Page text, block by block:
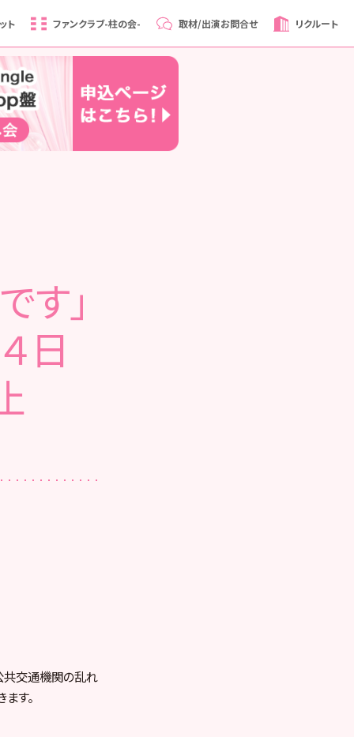
ト ファンクラブ-柱の会- 取材/出演お問合せ リクルート
す」
日
共交通機関の乱れ
す。